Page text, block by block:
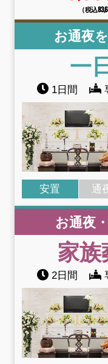
（税込83,
お通夜
一
1日間
安置 通
お通夜
家族
2日間